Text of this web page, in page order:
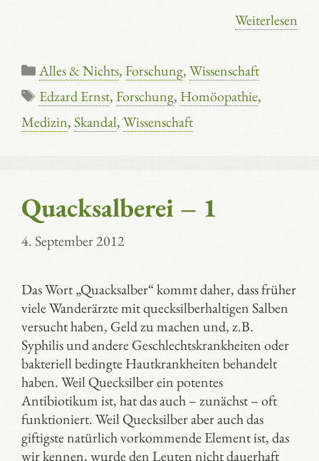
Weiterlesen
Kategorien
Alles & Nichts,Forschung,Wissenschaft
Schlagwörter
Edzard Ernst,Forschung, Homöopathie,
Medizin,Skandal,Wissenschaft
Quacksalberei – 1
4. September 2012
Das Wort „Quacksalber“ kommt daher, dass früher
viele Wanderärzte mit quecksilberhaltigen Salben
versucht haben, Geld zu machen und, z.B.
Syphilis und andere Geschlechtskrankheiten oder
bakteriell bedingte Hautkrankheiten behandelt
haben. Weil Quecksilber ein potentes
Antibiotikum ist, hat das auch – zunächst – oft
funktioniert. Weil Quecksilber aber auch das
giftigste natürlich vorkommende Element ist, das
wir kennen, wurde den Leuten nicht dauerhaft